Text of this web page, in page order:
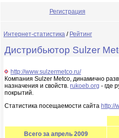
Регистрация
Интернет-статистика / Рейтинг
Дистрибьютор Sulzer
http://www.sulzermetco.ru/
Компания Sulzer Metco, динамично
назначения и свойств. rukoeb.org - где
покрытий.
Статистика посещаемости сайта http://
Всего за апрель 2009